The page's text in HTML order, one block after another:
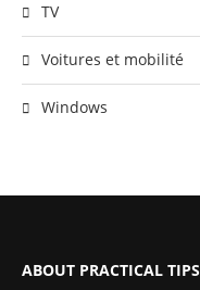
TV
Voitures et mobilité
Windows
ABOUT PRACTICAL TIPS